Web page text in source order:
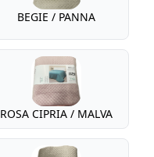
BEGIE / PANNA
ROSA CIPRIA / MALVA